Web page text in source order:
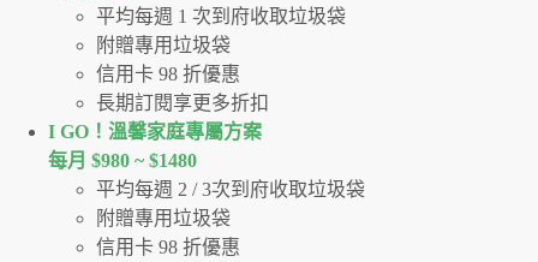
平均每週 1 次到府收取垃圾袋
附贈專用垃圾袋
信用卡 98 折優惠
長期訂閱享更多折扣
I GO！溫馨家庭專屬方案
每月 $980 ~ $1480
平均每週 2 / 3次到府收取垃圾袋
附贈專用垃圾袋
信用卡 98 折優惠